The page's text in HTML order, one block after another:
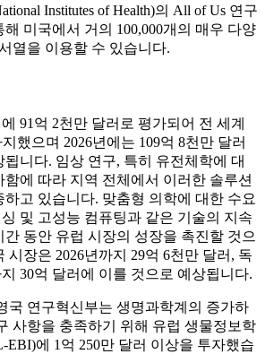
Institutes of Health)의 All of Us 연구
해 미국에서 거의 100,000개의 매우 다양
열을 이용할 수 있습니다.
91억 2천만 달러로 평가되어 전 세계
했으며 2026년에는 109억 8천만 달러
니다. 임상 연구, 특히 유전체학에 대
에 따라 지역 전체에서 이러한 솔루션
하고 있습니다. 맞춤형 의학에 대한 수요
및 고성능 컴퓨팅과 같은 기술의 지속
간 동안 유럽 시장의 성장을 촉진할 것으
시장은 2026년까지 29억 6천만 달러, 독
30억 달러에 이를 것으로 예상됩니다.
국 연구혁신부는 생명과학계의 증가하
사항을 충족하기 위해 유럽 생물정보학
EBI)에 1억 250만 달러 이상을 투자했습